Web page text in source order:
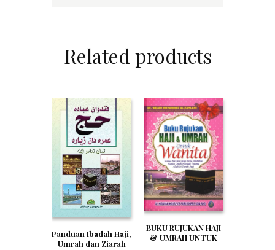
Related products
Panduan Ibadah Haji,
Umrah dan Ziarah
BUKU RUJUKAN HAJI
& UMRAH UNTUK